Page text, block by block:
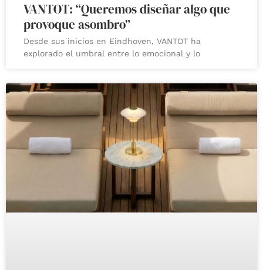
VANTOT: “Queremos diseñar algo que
provoque asombro”
Desde sus inicios en Eindhoven, VANTOT ha
explorado el umbral entre lo emocional y lo